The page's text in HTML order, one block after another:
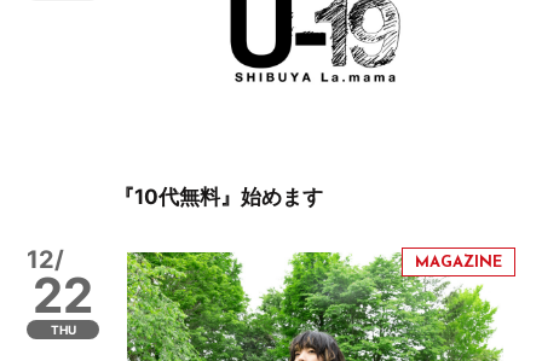
『10代無料』始めます
12/
22
THU